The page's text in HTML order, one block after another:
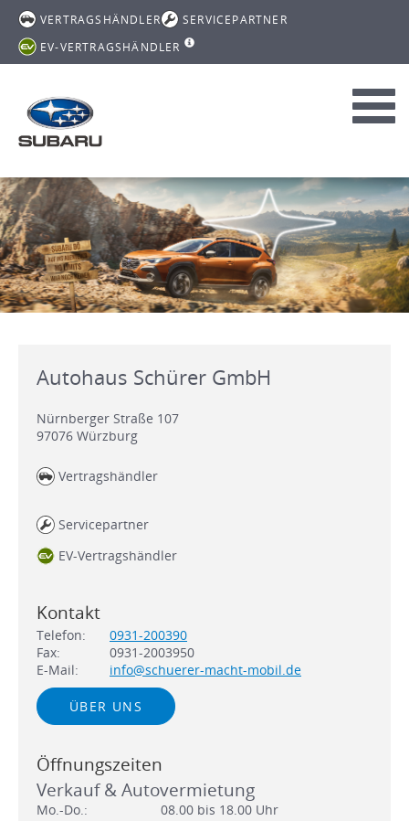
VERTRAGSHÄNDLER
SERVICEPARTNER
EV-VERTRAGSHÄNDLER
Autohaus Schürer GmbH
Nürnberger Straße 107
97076 Würzburg
Vertragshändler
Servicepartner
EV-Vertragshändler
Kontakt
Telefon:
0931-200390
Fax:
0931-2003950
E-Mail:
info@schuerer-macht-mobil.de
ÜBER UNS
Öffnungszeiten
Verkauf & Autovermietung
Mo.-Do.:
08.00 bis 18.00 Uhr